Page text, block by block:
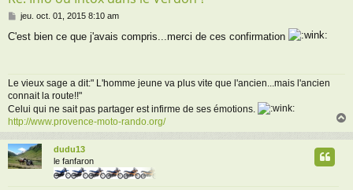
M
s
e
jeu. oct. 01, 2015 8:10 am
C'est bien ce que j'avais compris...merci de ces confirmation
Le vieux sage a dit:" L'homme jeune va plus vite que l'ancien...mais l'ancien
connait la route!!"
Celui qui ne sait pas partager est infirme de ses émotions.
http://www.provence-moto-rando.org/
dudu13
le fanfaron